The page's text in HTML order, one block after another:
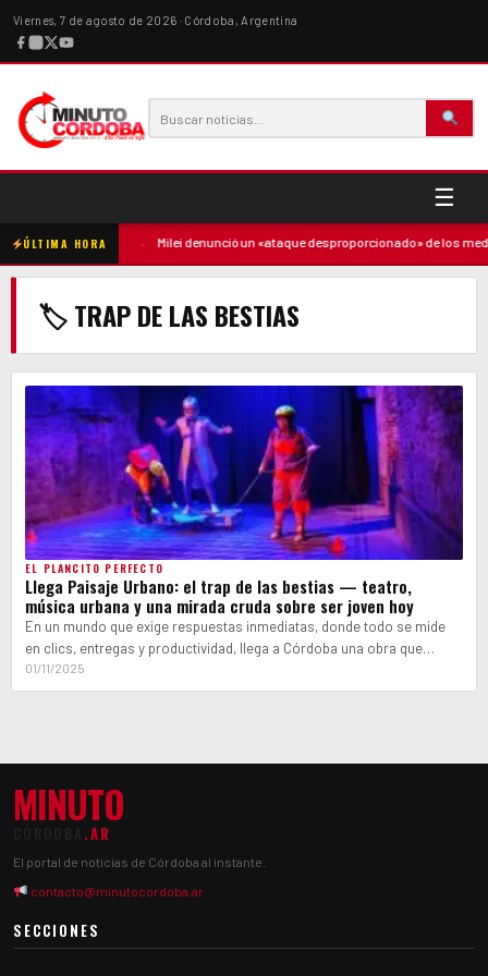
Viernes, 7 de agosto de 2026 · Córdoba, Argentina
☰
ÚLTIMA HORA
contra la madre Milei denunció un «ataque desproporcionado» de los
🏷 TRAP DE LAS BESTIAS
EL PLANCITO PERFECTO
Llega Paisaje Urbano: el trap de las bestias — teatro,
música urbana y una mirada cruda sobre ser joven hoy
En un mundo que exige respuestas inmediatas, donde todo se mide
en clics, entregas y productividad, llega a Córdoba una obra que…
01/11/2025
MINUTO
.AR
El portal de noticias de Córdoba al instante.
contacto@minutocordoba.ar
SECCIONES